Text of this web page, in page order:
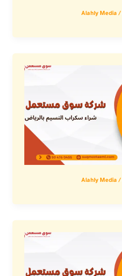
/
Alahly Media
/
Alahly Media